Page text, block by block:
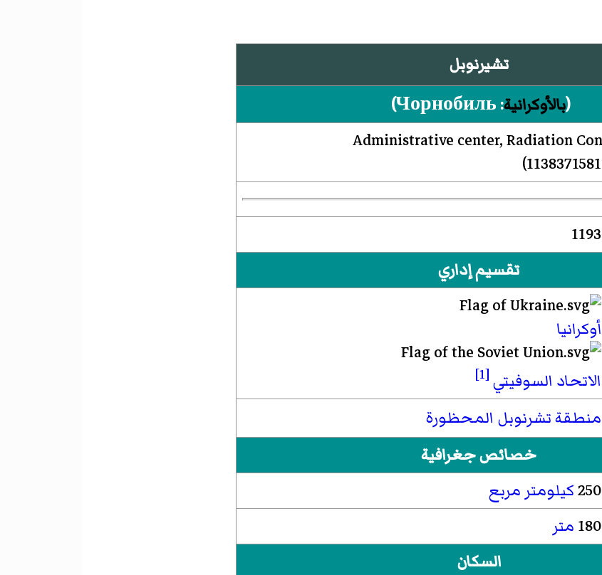
تشيرنوبل
(بالأوكرانية:
Чорнобиль
)‏
1193
تقسيم إداري
أوكرانيا
الاتحاد السوفيتي [1]
منطقة تشرنوبل المحظورة
خصائص جغرافية
250كيلومتر مربع
180 متر
السكان